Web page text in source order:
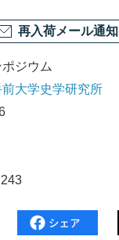
再入荷メール通知
ポジウム
前大学史学研究所